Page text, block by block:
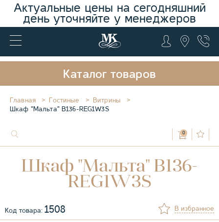
Актуальные цены на сегодняшний
день уточняйте у менеджеров
Каталог товаров
Главная Гостиные
Витрины
Шкаф "Мальта" B136-REG1W3S
0
Шкаф "Мальта" B136-
REG1W3S
Код товара: 1508 В избранное